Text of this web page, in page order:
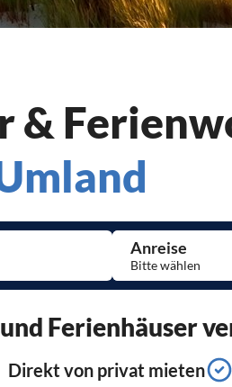
&
Anreise
Ferienhäuser
Direkt von privat mieten